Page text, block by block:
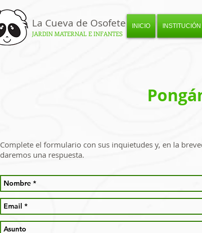
La Cueva de Osofete
JARDIN MATERNAL E INFANTES
INICIO INSTITUCIÓN
Complete el formulario con sus inquietudes y, en la
daremos una respuesta.